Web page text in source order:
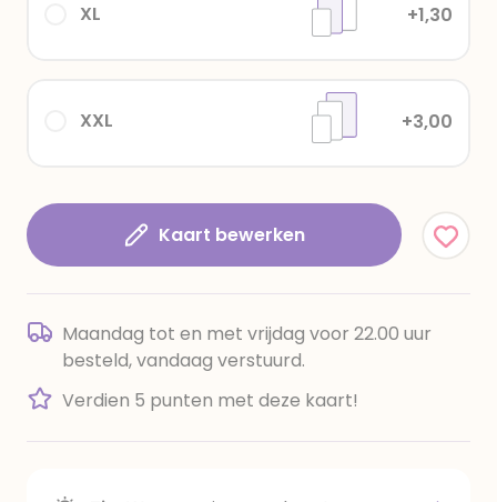
XXL +3,00
XL +1,30
Kaart bewerken
Maandag tot en met vrijdag voor 22.00 uur
besteld, vandaag verstuurd.
Verdien 5 punten met deze kaart!